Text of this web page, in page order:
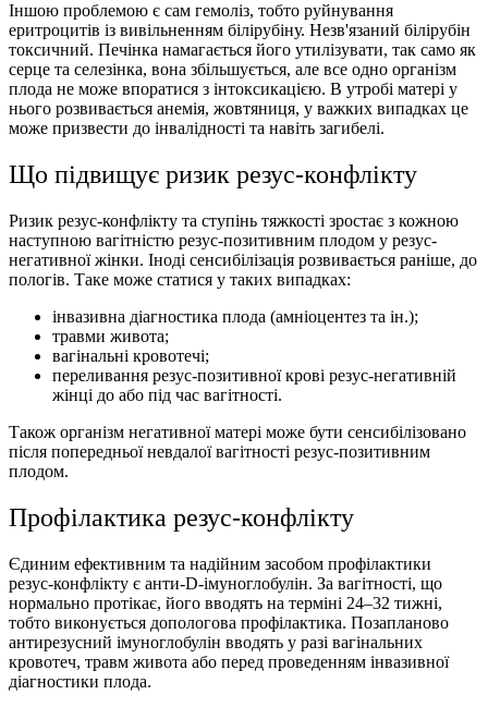
Іншою проблемою є сам гемоліз, тобто руйнування
еритроцитів із вивільненням білірубіну. Незв'язаний білірубін
токсичний. Печінка намагається його утилізувати, так само як
серце та селезінка, вона збільшується, але все одно організм
плода не може впоратися з інтоксикацією. В утробі матері у
нього розвивається анемія, жовтяниця, у важких випадках це
може призвести до інвалідності та навіть загибелі.
Що підвищує ризик резус-конфлікту
Ризик резус-конфлікту та ступінь тяжкості зростає з кожною
наступною вагітністю резус-позитивним плодом у резус-
негативної жінки. Іноді сенсибілізація розвивається раніше, до
пологів. Таке може статися у таких випадках:
інвазивна діагностика плода (амніоцентез та ін.);
травми живота;
вагінальні кровотечі;
переливання резус-позитивної крові резус-негативній
жінці до або під час вагітності.
Також організм негативної матері може бути сенсибілізовано
після попередньої невдалої вагітності резус-позитивним
плодом.
Профілактика резус-конфлікту
Єдиним ефективним та надійним засобом профілактики
резус-конфлікту є анти-D-імуноглобулін. За вагітності, що
нормально протікає, його вводять на терміні 24–32 тижні,
тобто виконується допологова профілактика. Позапланово
антирезусний імуноглобулін вводять у разі вагінальних
кровотеч, травм живота або перед проведенням інвазивної
діагностики плода.